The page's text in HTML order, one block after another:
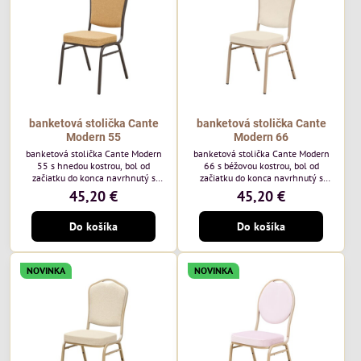
každodenné...
banketová stolička Cante
Modern 55
banketová stolička Cante Modern
55 s hnedou kostrou, bol od
začiatku do konca navrhnutý s
ohľadom na elegantné a
sofistikované priestory pre
pohostinstvá. Má hnedý rám a
medovo tónované čalúnenie Moss
48 od poľskej značky Davis –
medový odtieň s mäkkým
povrchom - je ideálna do svetlých
priestorov. Stolička kombinuje
klasický dizajn s modernou
funkčnosťou. Je odolná, pohodlná a
pripravená na...
45,20 €
Do košíka
banketová stolička Cante
Modern 66
banketová stolička Cante Modern
66 s béžovou kostrou, bol od
začiatku do konca navrhnutý s
ohľadom na elegantné a
sofistikované priestory pre
pohostinstvá. Má béžový rám a
čalúnenie Soro 02 od poľskej
značky Davis – béžová farba s
mäkkým povrchom je ideálna do
svetlých priestorov. Stolička
kombinuje klasický dizajn s
modernou funkčnosťou. Je odolná,
pohodlná a pripravená na
každodenné použitie...
45,20 €
Do košíka
NOVINKA NOVINKA